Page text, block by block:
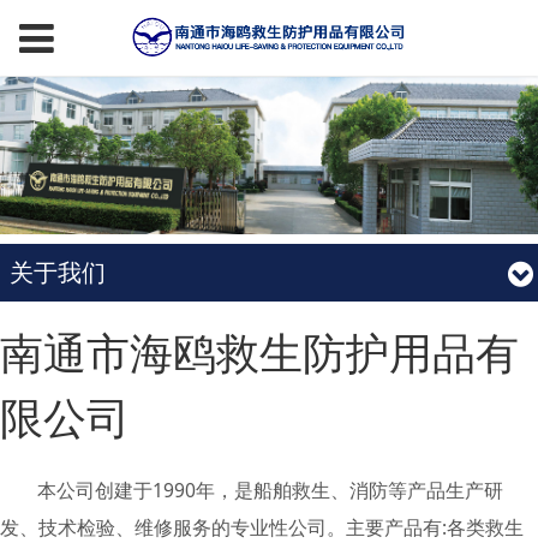
关于我们
南通市海鸥救生防护用品有
限公司
本公司创建于1990年，是船舶救生、消防等产品生产研
发、技术检验、维修服务的专业性公司。主要产品有:各类救生